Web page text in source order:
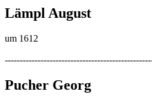
Lämpl August
um 1612
Pucher Georg